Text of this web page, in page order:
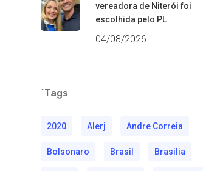
vereadora de Niterói foi
escolhida pelo PL
04/08/2026
´Tags
2020 Alerj Andre Correia
Bolsonaro Brasil Brasilia